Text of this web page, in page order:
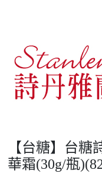
【台糖】台糖
華霜(30g/瓶